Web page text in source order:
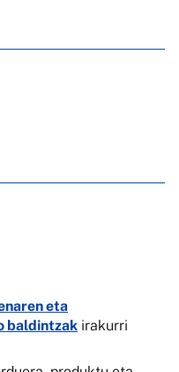
eta
baldintzak irakurri